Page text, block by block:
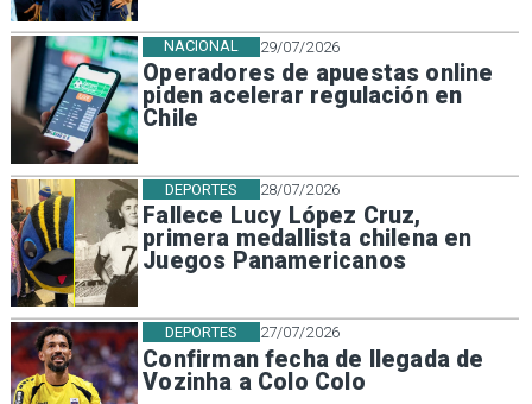
29/07/2026
Operadores de apuestas online
piden acelerar regulación en
Chile
NACIONAL
28/07/2026
Fallece Lucy López Cruz,
primera medallista chilena en
Juegos Panamericanos
DEPORTES
27/07/2026
Confirman fecha de llegada de
Vozinha a Colo Colo
DEPORTES